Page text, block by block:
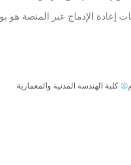
إعادة الإدماج عبر المنصة هو
كلية الهندسة المدنية والمعمارية